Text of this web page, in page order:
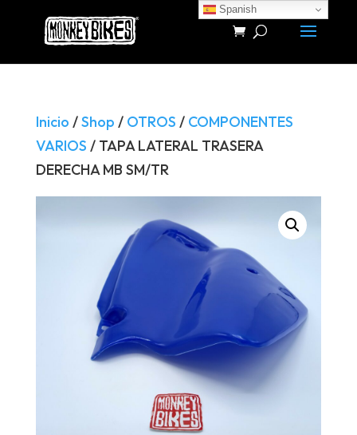
Búsqueda
productos
Inicio /Shop / OTROS / COMPONENTES
VARIOS / TAPA LATERAL TRASERA
DERECHA MB SM/TR
Spanish